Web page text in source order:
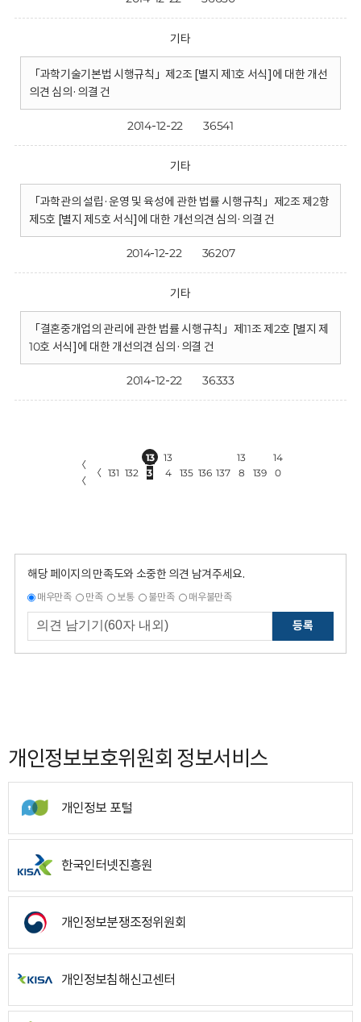
기타
「과학기술기본법 시행규칙」제2조 [별지 제1호 서식]에 대한 개선
의견 심의·의결 건
2014-12-22 36541
기타
「과학관의 설립·운영 및 육성에 관한 법률 시행규칙」제2조 제2항
제5호 [별지 제5호 서식]에 대한 개선의견 심의·의결 건
2014-12-22 36207
기타
「결혼중개업의 관리에 관한 법률 시행규칙」제11조 제2호 [별지 제
10호 서식]에 대한 개선의견 심의·의결 건
2014-12-22 36333
〈
〈
〈 131 132
13
3
13
4
135 136 137
13
8
139
14
0
해당 페이지의 만족도와 소중한 의견 남겨주세요.
매우만족 만족 보통 불만족 매우불만족
등록
개인정보보호위원회 정보서비스
개인정보 포털
한국인터넷진흥원
개인정보분쟁조정위원회
개인정보침해신고센터